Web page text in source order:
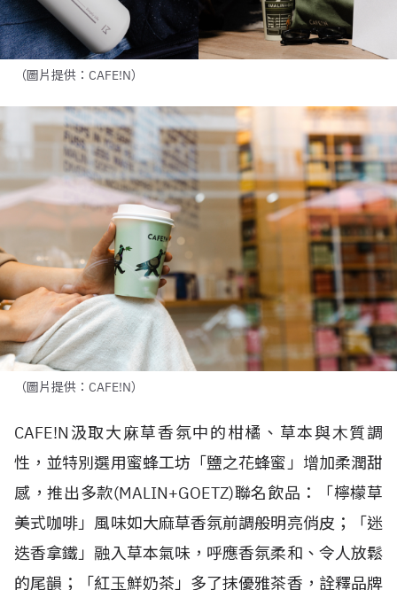
（圖片提供：CAFE!N）
（圖片提供：CAFE!N）
CAFE!N 汲取⼤⿇草香氛中的柑橘、草本與⽊質調
性，並特別選用蜜蜂⼯坊「鹽之花蜂蜜」增加柔潤甜
感，推出多款(MALIN+GOETZ)聯名飲品：「檸檬草
美式咖啡」風味如大麻草香氛前調般明亮俏皮；「迷
迭香拿鐵」融入草本氣味，呼應香氛柔和、令人放鬆
的尾韻；「紅⽟鮮奶茶」多了抹優雅茶香，詮釋品牌